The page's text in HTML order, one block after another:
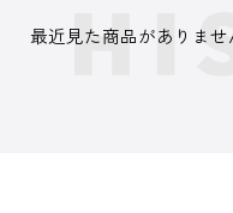
最近見た商品がありませ